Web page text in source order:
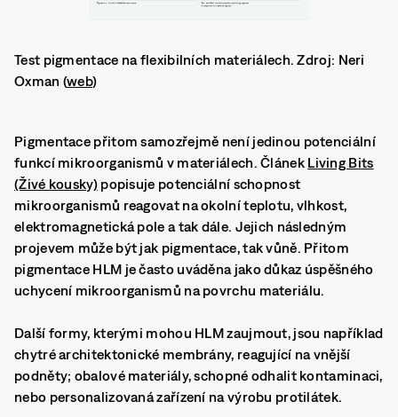
Test pigmentace na flexibilních materiálech. Zdroj: Neri
Oxman (web)
Pigmentace přitom samozřejmě není jedinou potenciální
funkcí mikroorganismů v materiálech. Článek Living Bits
(Živé kousky) popisuje potenciální schopnost
mikroorganismů reagovat na okolní teplotu, vlhkost,
elektromagnetická pole a tak dále. Jejich následným
projevem může být jak pigmentace, tak vůně. Přitom
pigmentace HLM je často uváděna jako důkaz úspěšného
uchycení mikroorganismů na povrchu materiálu.
Další formy, kterými mohou HLM zaujmout, jsou například
chytré architektonické membrány, reagující na vnější
podněty; obalové materiály, schopné odhalit kontaminaci,
nebo personalizovaná zařízení na výrobu protilátek.